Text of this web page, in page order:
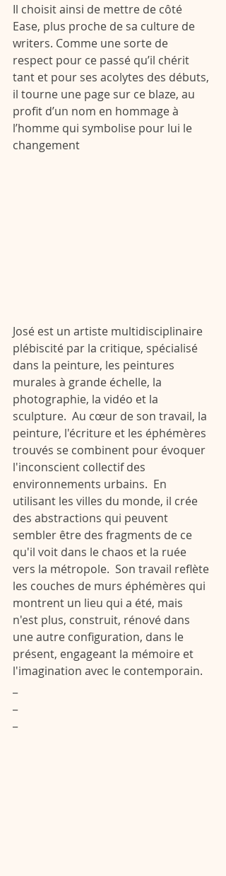
Il choisit ainsi de mettre de côté
Ease, plus proche de sa culture de
writers. Comme une sorte de
respect pour ce passé qu’il chérit
tant et pour ses acolytes des débuts,
il tourne une page sur ce blaze, au
profit d’un nom en hommage à
l’homme qui symbolise pour lui le
changement
José est un artiste multidisciplinaire
plébiscité par la critique, spécialisé
dans la peinture, les peintures
murales à grande échelle, la
photographie, la vidéo et la
sculpture.  Au cœur de son travail, la
peinture, l'écriture et les éphémères
trouvés se combinent pour évoquer
l'inconscient collectif des
environnements urbains.  En
utilisant les villes du monde, il crée
des abstractions qui peuvent
sembler être des fragments de ce
qu'il voit dans le chaos et la ruée
vers la métropole.  Son travail reflète
les couches de murs éphémères qui
montrent un lieu qui a été, mais
n'est plus, construit, rénové dans
une autre configuration, dans le
présent, engageant la mémoire et
l'imagination avec le contemporain.